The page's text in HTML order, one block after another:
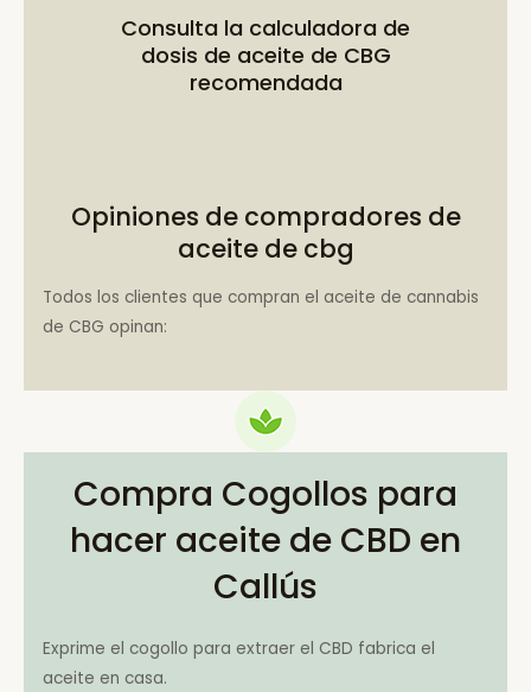
Consulta la calculadora de
dosis de aceite de CBG
recomendada
Opiniones de compradores de
aceite de cbg
Todos los clientes que compran el aceite de cannabis
de CBG opinan:
Compra Cogollos para
hacer aceite de CBD en
Callús
Exprime el cogollo para extraer el CBD fabrica el
aceite en casa.